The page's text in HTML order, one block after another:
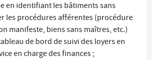
en identifiant les bâtiments sans
les procédures afférentes (procédure
manifeste, biens sans maîtres, etc.)
de bord de suivi des loyers en
en charge des finances ;